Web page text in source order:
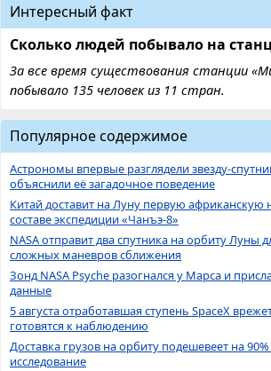
Интересный факт
Сколько людей побывало на
За все время существования станции
побывало 135 человек из 11 стран.
Популярное содержимое
Астрономы впервые разглядели звезду-
объяснили её загадочное поведение
Китай доставит на Луну первую
составе экспедиции «Чанъэ-8»
NASA отправит два спутника на орбиту Луны
сложных маневров сближения
Зонд NASA Psyche разогнался у Марса и
данные
5 августа отработавшая ступень SpaceX
готовятся к наблюдению
Доставка грузов на орбиту подешевеет на 90%
исследование